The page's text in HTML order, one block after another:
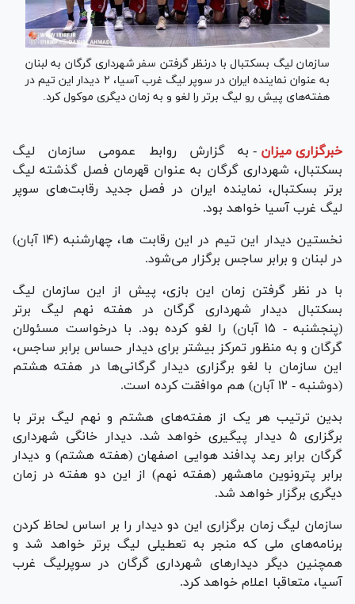
سازمان لیگ بسکتبال با درنظر گرفتن سفر شهرداری گرگان به لبنان
به عنوان نماینده ایران در سوپر لیگ غرب آسیا، ۲ دیدار این تیم در
هفته‌های پیش رو لیگ برتر را لغو و به زمان دیگری موکول کرد.
خبرگزاری میزان - به گزارش روابط عمومی سازمان لیگ
بسکتبال، شهرداری گرگان به عنوان قهرمان فصل گذشته لیگ
برتر بسکتبال، نماینده ایران در فصل جدید رقابت‌های سوپر
لیگ غرب آسیا خواهد بود.
نخستین دیدار این تیم در این رقابت ها، چهارشنبه (۱۴ آبان)
در لبنان و برابر ساجس برگزار می‌شود.
با در نظر گرفتن زمان این بازی، پیش از این سازمان لیگ
بسکتبال دیدار شهرداری گرگان در هفته نهم لیگ برتر
(پنجشنبه - ۱۵ آبان) را لغو کرده بود. با درخواست مسئولان
گرگان و به منظور تمرکز بیشتر برای دیدار حساس برابر ساجس،
این سازمان با لغو برگزاری دیدار گرگانی‌ها در هفته هشتم
(دوشنبه - ۱۲ آبان) هم موافقت کرده است.
بدین ترتیب هر یک از هفته‌های هشتم و نهم لیگ برتر با
برگزاری ۵ دیدار پیگیری خواهد شد. دیدار خانگی شهرداری
گرگان برابر رعد پدافند هوایی اصفهان (هفته هشتم) و دیدار
برابر پترونوین ماهشهر (هفته نهم) از این دو هفته در زمان
دیگری برگزار خواهد شد.
سازمان لیگ زمان برگزاری این دو دیدار را بر اساس لحاظ کردن
برنامه‌های ملی که منجر به تعطیلی لیگ برتر خواهد شد و
همچنین دیگر دیدار‌های شهرداری گرگان در سوپرلیگ غرب
آسیا، متعاقبا اعلام خواهد کرد.